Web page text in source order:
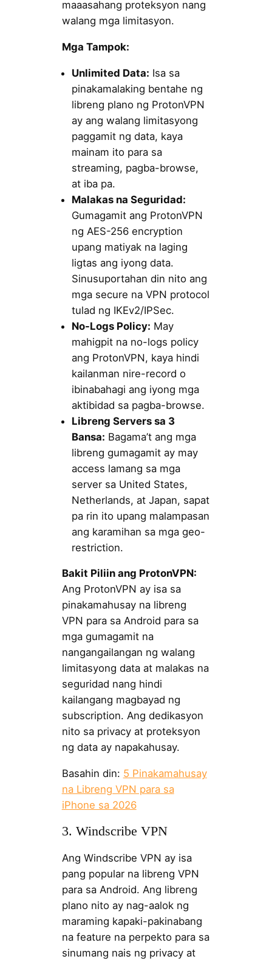
maaasahang proteksyon nang
walang mga limitasyon.
Mga Tampok:
Unlimited Data: Isa sa
pinakamalaking bentahe ng
libreng plano ng ProtonVPN
ay ang walang limitasyong
paggamit ng data, kaya
mainam ito para sa
streaming, pagba-browse,
at iba pa.
Malakas na Seguridad:
Gumagamit ang ProtonVPN
ng AES-256 encryption
upang matiyak na laging
ligtas ang iyong data.
Sinusuportahan din nito ang
mga secure na VPN protocol
tulad ng IKEv2/IPSec.
No-Logs Policy: May
mahigpit na no-logs policy
ang ProtonVPN, kaya hindi
kailanman nire-record o
ibinabahagi ang iyong mga
aktibidad sa pagba-browse.
Libreng Servers sa 3
Bansa: Bagama’t ang mga
libreng gumagamit ay may
access lamang sa mga
server sa United States,
Netherlands, at Japan, sapat
pa rin ito upang malampasan
ang karamihan sa mga geo-
restriction.
Bakit Piliin ang ProtonVPN:
Ang ProtonVPN ay isa sa
pinakamahusay na libreng
VPN para sa Android para sa
mga gumagamit na
nangangailangan ng walang
limitasyong data at malakas na
seguridad nang hindi
kailangang magbayad ng
subscription. Ang dedikasyon
nito sa privacy at proteksyon
ng data ay napakahusay.
Basahin din: 5 Pinakamahusay
na Libreng VPN para sa
iPhone sa 2026
3. Windscribe VPN
Ang Windscribe VPN ay isa
pang popular na libreng VPN
para sa Android. Ang libreng
plano nito ay nag-aalok ng
maraming kapaki-pakinabang
na feature na perpekto para sa
sinumang nais ng privacy at